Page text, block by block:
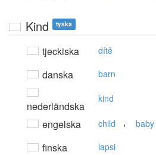
Kind tyska
tjeckiska dítě
danska barn
nederländska
kind
engelska child , baby
finska lapsi